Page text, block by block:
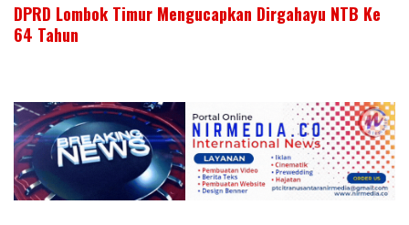
DPRD Lombok Timur Mengucapkan Dirgahayu NTB Ke
64 Tahun